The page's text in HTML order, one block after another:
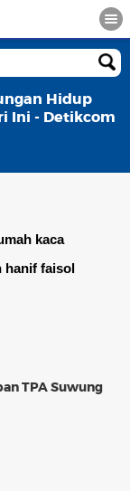
Hidup
Ini - Detikcom
kaca
hanif faisol
TPA Suwung